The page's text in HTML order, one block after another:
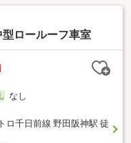
ロールーフ車室
なし
ロ千日前線 野田阪神駅 徒